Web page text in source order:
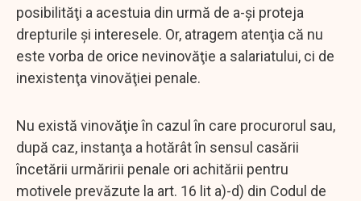
posibilităţi a acestuia din urmă de a-şi proteja
drepturile şi interesele. Or, atragem atenţia că nu
este vorba de orice nevinovăţie a salariatului, ci de
inexistenţa vinovăţiei penale.
Nu există vinovăţie în cazul în care procurorul sau,
după caz, instanţa a hotărât în sensul casării
încetării urmăririi penale ori achitării pentru
motivele prevăzute la art. 16 lit a)-d) din Codul de